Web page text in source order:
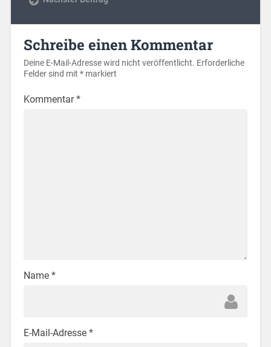
Schreibe einen Kommentar
Deine E-Mail-Adresse wird nicht veröffentlicht. Erforderliche
Felder sind mit *markiert
Kommentar*
Name *
E-Mail-Adresse *